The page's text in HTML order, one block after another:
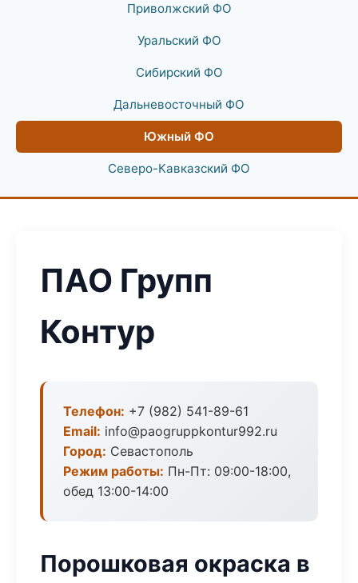
Приволжский ФО
Уральский ФО
Сибирский ФО
Дальневосточный ФО
Южный ФО
Северо-Кавказский ФО
ПАО Групп
Контур
Телефон: +7 (982) 541-89-61
Email: info@paogruppkontur992.ru
Город: Севастополь
Режим работы: Пн-Пт: 09:00-18:00,
обед 13:00-14:00
Порошковая окраска в